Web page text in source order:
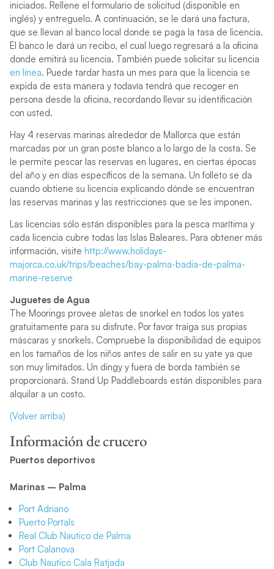
iniciados. Rellene el formulario de solicitud (disponible en
inglés) y entreguelo. A continuación, se le dará una factura,
que se llevan al banco local donde se paga la tasa de licencia.
El banco le dará un recibo, el cual luego regresará a la oficina
donde emitirá su licencia. También puede solicitar su licencia
en línea. Puede tardar hasta un mes para que la licencia se
expida de esta manera y todavía tendrá que recoger en
persona desde la oficina, recordando llevar su identificación
con usted.
Hay 4 reservas marinas alrededor de Mallorca que están
marcadas por un gran poste blanco a lo largo de la costa. Se
le permite pescar las reservas en lugares, en ciertas épocas
del año y en días específicos de la semana. Un folleto se da
cuando obtiene su licencia explicando dónde se encuentran
las reservas marinas y las restricciones que se les imponen.
Las licencias sólo están disponibles para la pesca marítima y
cada licencia cubre todas las Islas Baleares. Para obtener más
información, visite http://www.holidays-
majorca.co.uk/trips/beaches/bay-palma-badia-de-palma-
marine-reserve
Juguetes de Agua
The Moorings provee aletas de snorkel en todos los yates
gratuitamente para su disfrute. Por favor traiga sus propias
máscaras y snorkels. Compruebe la disponibilidad de equipos
en los tamaños de los niños antes de salir en su yate ya que
son muy limitados. Un dingy y fuera de borda también se
proporcionará. Stand Up Paddleboards están disponibles para
alquilar a un costo.
(Volver arriba)
Información de crucero
Puertos deportivos
Marinas – Palma
Port Adriano
Puerto Portals
Real Club Nautico de Palma
Port Calanova
Club Nautico Cala Ratjada